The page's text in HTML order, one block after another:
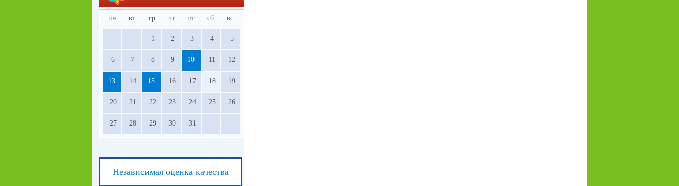
пн вт ср чт пт сб вс
1 2 3 4 5
6 7 8 9 10 11 12
13 14 15 16 17 18 19
20 21 22 23 24 25 26
27 28 29 30 31
Независимая оценка качества